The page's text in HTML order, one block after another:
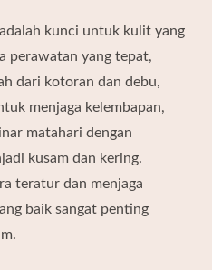
kunci untuk kulit yang
perawatan yang tepat,
dari kotoran dan debu,
menjaga kelembapan,
matahari dengan
kusam dan kering.
teratur dan menjaga
baik sangat penting